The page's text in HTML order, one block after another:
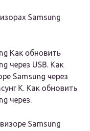
Samsung
Как обновить
через USB. Как
Samsung через
K. Как обновить
через.
Samsung